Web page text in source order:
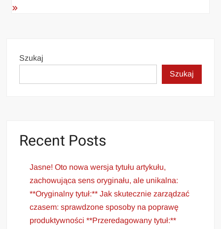
Szukaj
Szukaj
Recent Posts
Jasne! Oto nowa wersja tytułu artykułu,
zachowująca sens oryginału, ale unikalna:
**Oryginalny tytuł:** Jak skutecznie zarządzać
czasem: sprawdzone sposoby na poprawę
produktywności **Przeredagowany tytuł:**